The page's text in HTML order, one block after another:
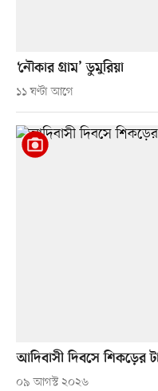
‘নৌকার গ্রাম’ ডুমুরিয়া
১১ ঘণ্টা আগে
আদিবাসী দিবসে শিকড়ের
০৯ আগস্ট ২০২৬